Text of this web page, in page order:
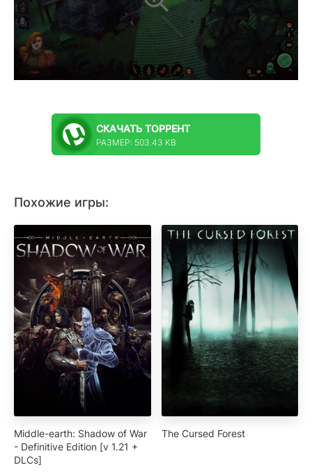
СКАЧАТЬ ТОРРЕНТ
РАЗМЕР: 503.43 KB
Похожие игры:
Middle-earth: Shadow of War
- Definitive Edition [v 1.21 +
DLCs]
The Cursed Forest